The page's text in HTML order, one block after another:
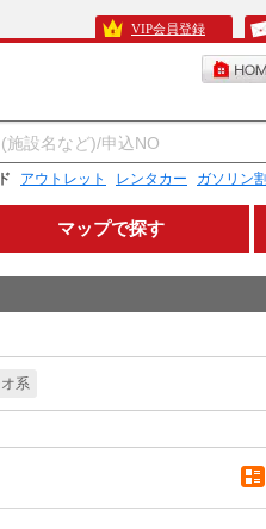
VIP会員登録
アウトレット レンタカー ガソリン割
マップで探す
系